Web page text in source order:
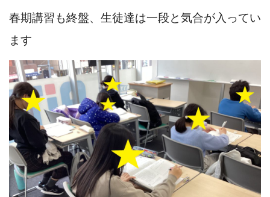
春期講習も終盤、生徒達は一段と気合が入ってい
ます